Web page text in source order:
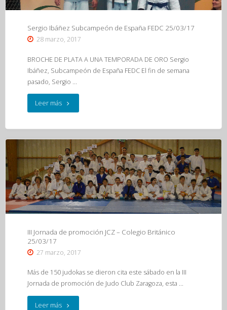
(Jaca)"
Sergio Ibáñez Subcampeón de España FEDC 25/03/17
28 marzo, 2017
BROCHE DE PLATA A UNA TEMPORADA DE ORO Sergio
Ibáñez, Subcampeón de España FEDC El fin de semana
pasado, Sergio …
Leer más"Sergio
Subcampeón
de
España
FEDC
25/03/17"
III Jornada de promoción JCZ – Colegio Británico
25/03/17
27 marzo, 2017
Más de 150 judokas se dieron cita este sábado en la III
Jornada de promoción de Judo Club Zaragoza, esta …
Leer más"III